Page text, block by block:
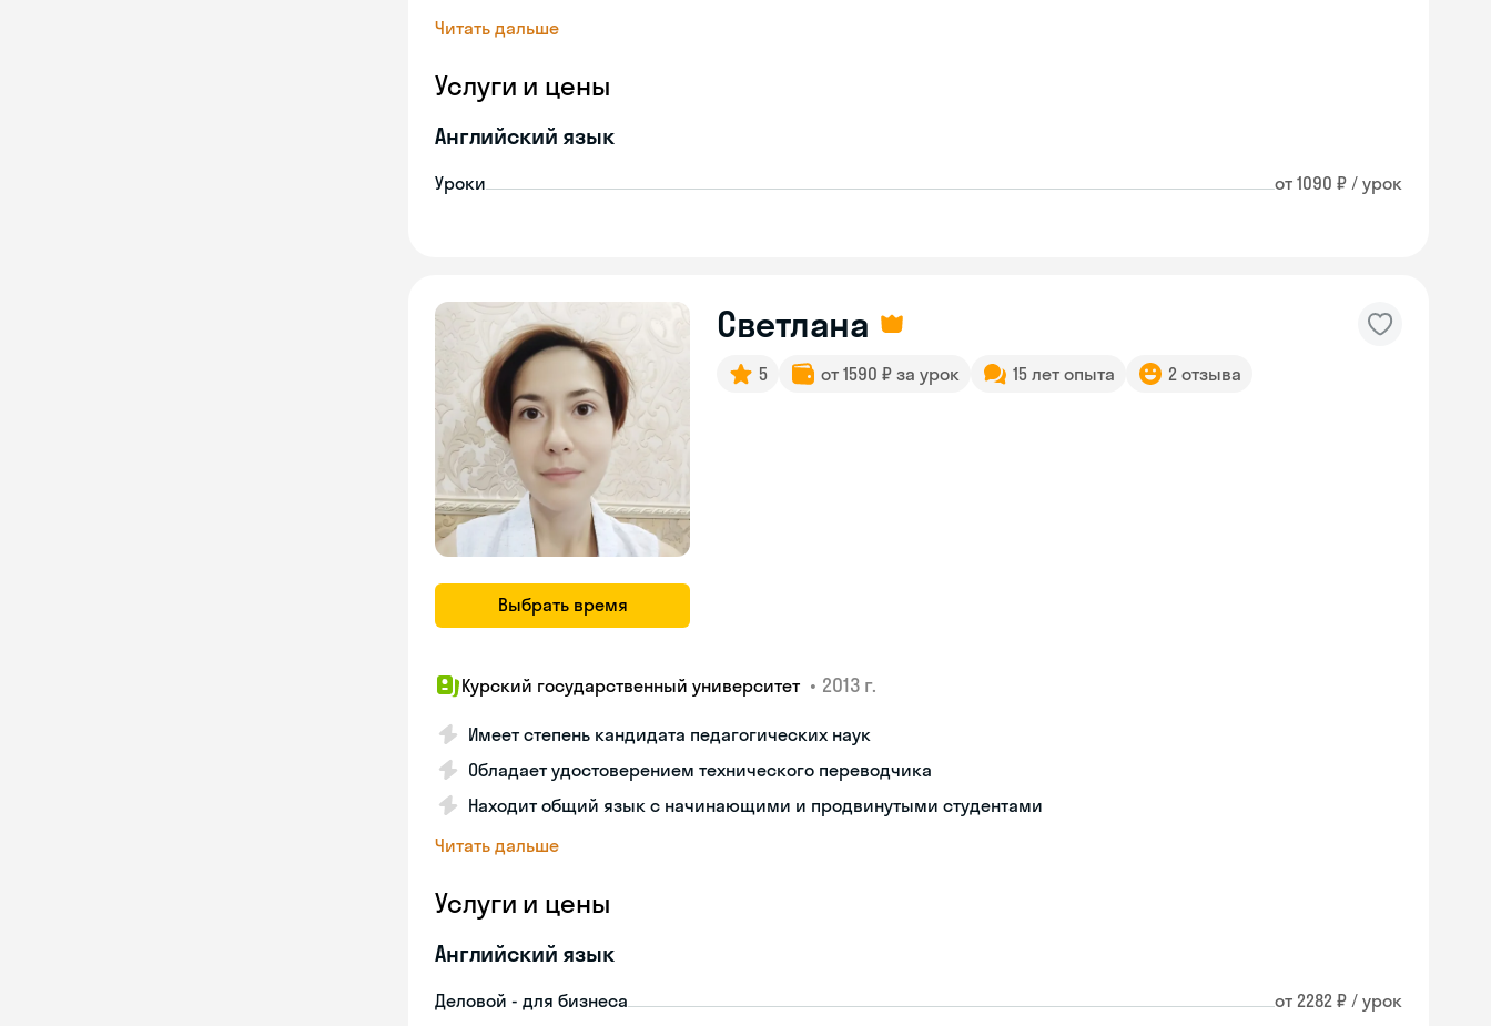
Читать дальше
Услуги и цены
Английский язык
Уроки от 1090 ₽ / урок
Выбрать время
Светлана
5 от 1590 ₽ за урок 15 лет опыта 2 отзыва
Курский государственный университет • 2013 г.
Имеет степень кандидата педагогических наук
Обладает удостоверением технического переводчика
Находит общий язык с начинающими и продвинутыми студентами
Читать дальше
Услуги и цены
Английский язык
Деловой - для бизнеса от 2282 ₽ / урок